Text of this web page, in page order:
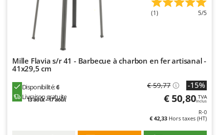
Udor
Unger
Verdemax
Vesco
W
(1) 5/5
Mille Flavia s/r 41 - Barbecue à charbon en fer artisanal -
41x29,5 cm
Disponibilité:6
Livraison gratuite
13 août - 17 août
€ 59,77 -15%
€ 50,80 TVA
Inclus
R-0
€ 42,33 Hors taxes (HT)